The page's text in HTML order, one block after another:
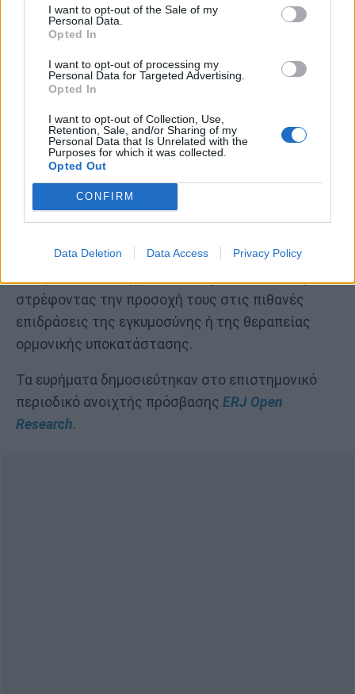
I want to opt-out of the Sale of my
Personal Data.
Opted In
I want to opt-out of processing my
Personal Data for Targeted Advertising.
Opted In
I want to opt-out of Collection, Use,
Retention, Sale, and/or Sharing of my
Personal Data that Is Unrelated with the
Purposes for which it was collected.
Opted Out
CONFIRM
Data Deletion Data Access Privacy Policy
Οι ερευνητές αναφέρουν ότι
η υπερβολική
αύξηση της φλεγμονής στις αναπνευστικές
οδούς των γυναικών.
Οι γυναίκες που χρησιμοποιούν το χάπι που
περιέχει μόνο προγεστερόνη, μπορεί επίσης να
έχουν κάποια ακόμη μη προσδιορισμένα μοναδικά
χαρακτηριστικά που τις καθιστούν πιο ευάλωτες
στο άσθμα.
Οι ερευνητές συνεχίζουν να μελετούν τις
στρέφοντας την προσοχή τους στις πιθανές
επιδράσεις της εγκυμοσύνης ή της θεραπείας
ορμονικής υποκατάστασης.
Τα ευρήματα δημοσιεύτηκαν στο επιστημονικό
περιοδικό ανοιχτής πρόσβασης ERJ Open
Research.